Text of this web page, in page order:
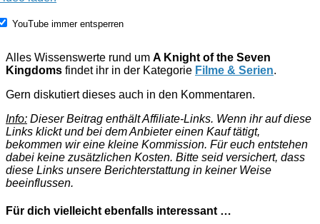
YouTube immer entsperren
Alles Wissenswerte rund um A Knight of the Seven
Kingdoms findet ihr in der Kategorie Filme & Serien.
Gern diskutiert dieses auch in den Kommentaren.
Info: Dieser Beitrag enthält Affiliate-Links. Wenn ihr auf diese
Links klickt und bei dem Anbieter einen Kauf tätigt,
bekommen wir eine kleine Kommission. Für euch entstehen
dabei keine zusätzlichen Kosten. Bitte seid versichert, dass
diese Links unsere Berichterstattung in keiner Weise
beeinflussen.
Für dich vielleicht ebenfalls interessant …